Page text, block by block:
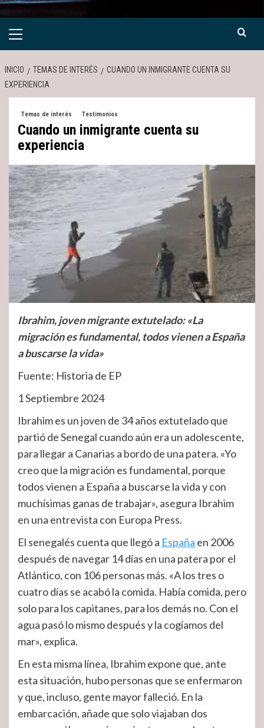
Menú
INICIO TEMAS DE INTERÉS
CUANDO UN INMIGRANTE CUENTA SU
EXPERIENCIA
Temas de interés Testimonios
Cuando un inmigrante cuenta su
experiencia
Ibrahim, joven migrante extutelado: «La
migración es fundamental, todos vienen a España
a buscarse la vida»
Fuente: Historia de EP
1 Septiembre 2024
Ibrahim es un joven de 34 años extutelado que
partió de Senegal cuando aún era un adolescente,
para llegar a Canarias a bordo de una patera. «Yo
creo que la migración es fundamental, porque
todos vienen a España a buscarse la vida y con
muchísimas ganas de trabajar», asegura Ibrahim
en una entrevista con Europa Press.
El senegalés cuenta que llegó a España en 2006
después de navegar 14 días en una patera por el
Atlántico, con 106 personas más. «A los tres o
cuatro días se acabó la comida. Había comida, pero
solo para los capitanes, para los demás no. Con el
agua pasó lo mismo después y la cogíamos del
mar», explica.
En esta misma línea, Ibrahim expone que, ante
esta situación, hubo personas que se enfermaron
y que, incluso, gente mayor falleció. En la
embarcación, añade que solo viajaban dos